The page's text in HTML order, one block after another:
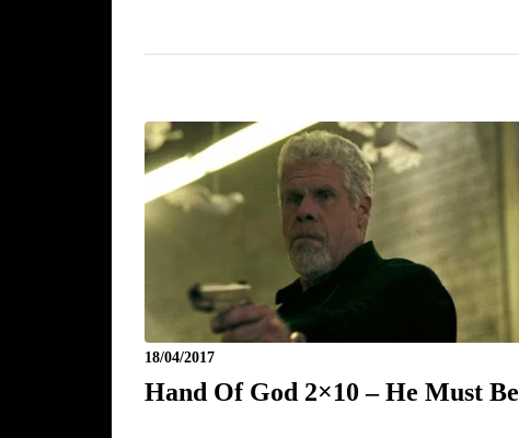
18/04/2017
Hand Of God 2×10 – He Must Be